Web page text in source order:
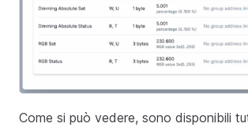
Come si può vedere, sono disponibili